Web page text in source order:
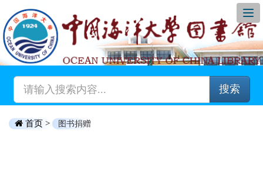
搜索
首页 > 图书捐赠